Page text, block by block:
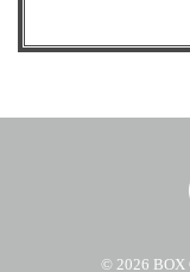
© 2026 BOX